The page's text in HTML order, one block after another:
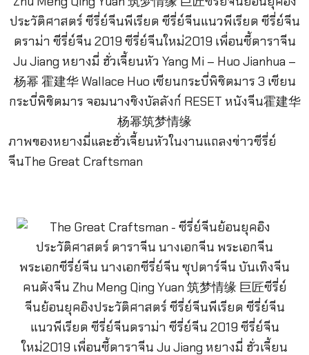
ภาพของหยางมี่และฮั่วเจี้ยนหัวในงานแถลงข่าวซีรี่ย์
จีนThe Great Craftsman